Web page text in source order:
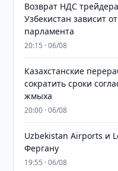
Возврат НДС
Узбекистан зависит
парламента
20:15 · 06/08
Казахстанские
сократить сроки
жмыха
20:00 · 06/08
Uzbekistan Airports и
Фергану
19:55 · 06/08